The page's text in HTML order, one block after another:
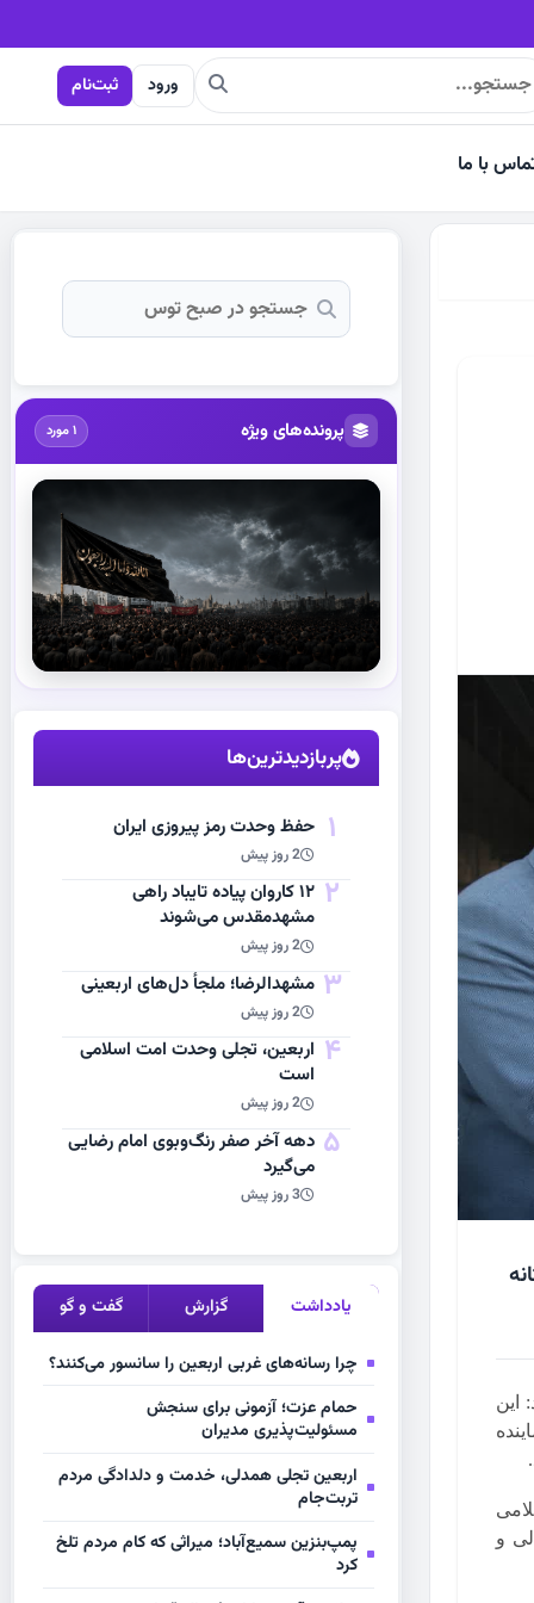
ورود ثبت‌نام
با ما
این
و
پرونده‌های ویژه 1 مورد
مشاهده اخبار
پربازدیدترین‌ها
1 حفظ وحدت رمز پیروزی ایران
2 روز پیش
2
۱۲ کاروان پیاده تایباد راهی
مشهدمقدس می‌شوند
2 روز پیش
3 مشهد‌الرضا؛ ملجأ دل‌های اربعینی
2 روز پیش
4 اربعین، تجلی وحدت امت اسلامی
است
2 روز پیش
5 دهه آخر صفر رنگ‌وبوی امام رضایی
می‌گیرد
3 روز پیش
یادداشت گزارش گفت و گو
چرا رسانه‌های غربی اربعین را سانسور می‌کنند؟
حمام عزت؛ آزمونی برای سنجش
مسئولیت‌پذیری مدیران
اربعین تجلی همدلی، خدمت و دلدادگی مردم
تربت‌جام
پمپ‌بنزین سمیع‌آباد؛ میراثی که کام مردم تلخ
کرد